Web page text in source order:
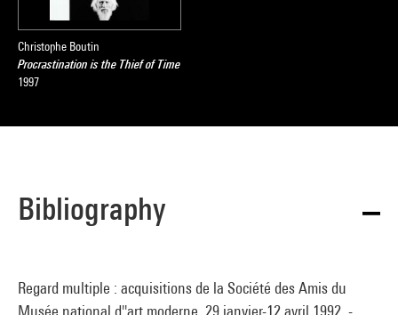
Christophe Boutin
Procrastination is the Thief of Time
1997
Bibliography
Regard multiple : acquisitions de la Société des Amis du
Musée national d''art moderne, 29 janvier-12 avril 1992. -